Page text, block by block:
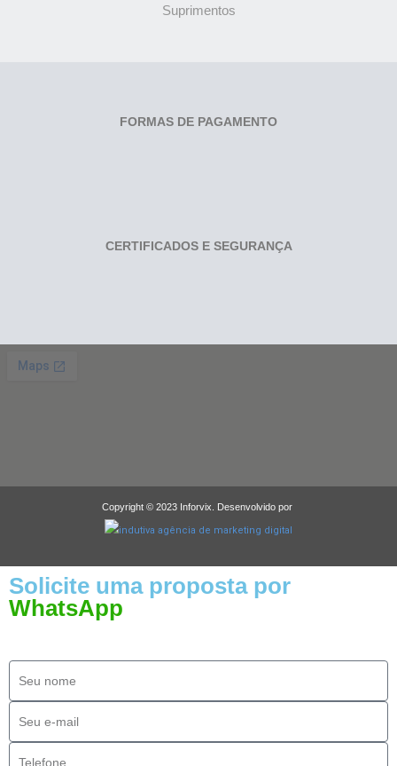
Suprimentos
FORMAS DE PAGAMENTO
CERTIFICADOS E SEGURANÇA
Copyright © 2023 Inforvix. Desenvolvido por
Solicite uma proposta por
WhatsApp